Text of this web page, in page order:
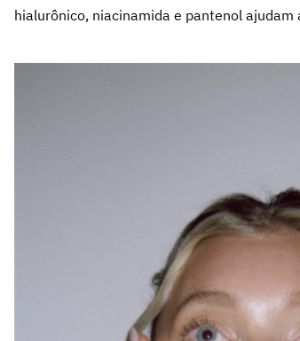
hialurônico, niacinamida e pantenol ajudam